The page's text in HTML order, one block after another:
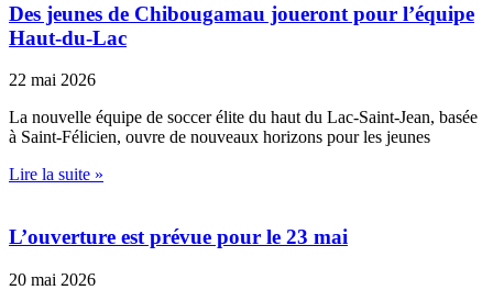
Des jeunes de Chibougamau joueront pour l’équipe
Haut-du-Lac
22 mai 2026
La nouvelle équipe de soccer élite du haut du Lac-Saint-Jean, basée
à Saint-Félicien, ouvre de nouveaux horizons pour les jeunes
Lire la suite »
L’ouverture est prévue pour le 23 mai
20 mai 2026